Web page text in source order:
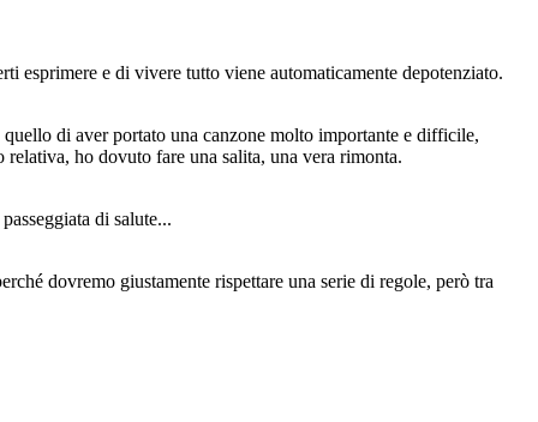
esprimere e di vivere tutto viene automaticamente depotenziato.
di aver portato una canzone molto importante e difficile,
ho dovuto fare una salita, una vera rimonta.
di salute...
dovremo giustamente rispettare una serie di regole, però tra